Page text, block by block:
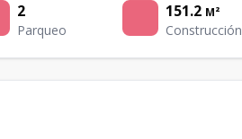
2
Parqueo
151.2 M²
Construcción